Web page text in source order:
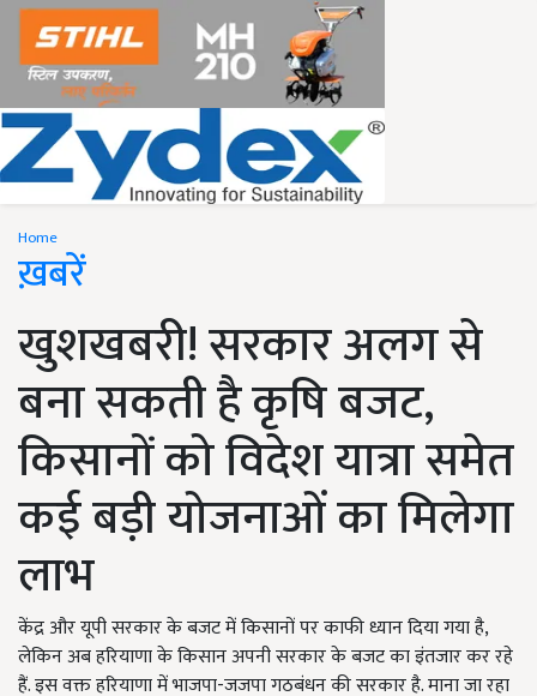
Home
ख़बरें
खुशखबरी! सरकार अलग से
बना सकती है कृषि बजट,
किसानों को विदेश यात्रा समेत
कई बड़ी योजनाओं का मिलेगा
लाभ
केंद्र और यूपी सरकार के बजट में किसानों पर काफी ध्यान दिया गया है,
लेकिन अब हरियाणा के किसान अपनी सरकार के बजट का इंतजार कर रहे
हैं. इस वक्त हरियाणा में भाजपा-जजपा गठबंधन की सरकार है. माना जा रहा